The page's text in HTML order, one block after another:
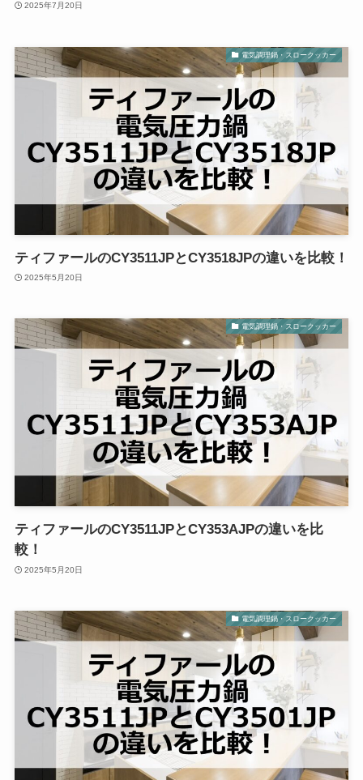
2025年7月20日
電気調理鍋・スロークッカー
ティファールのCY3511JPとCY3518JPの違いを比較！
2025年5月20日
電気調理鍋・スロークッカー
ティファールのCY3511JPとCY353AJPの違いを比
較！
2025年5月20日
電気調理鍋・スロークッカー